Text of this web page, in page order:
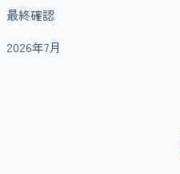
最終確認
2026年7月